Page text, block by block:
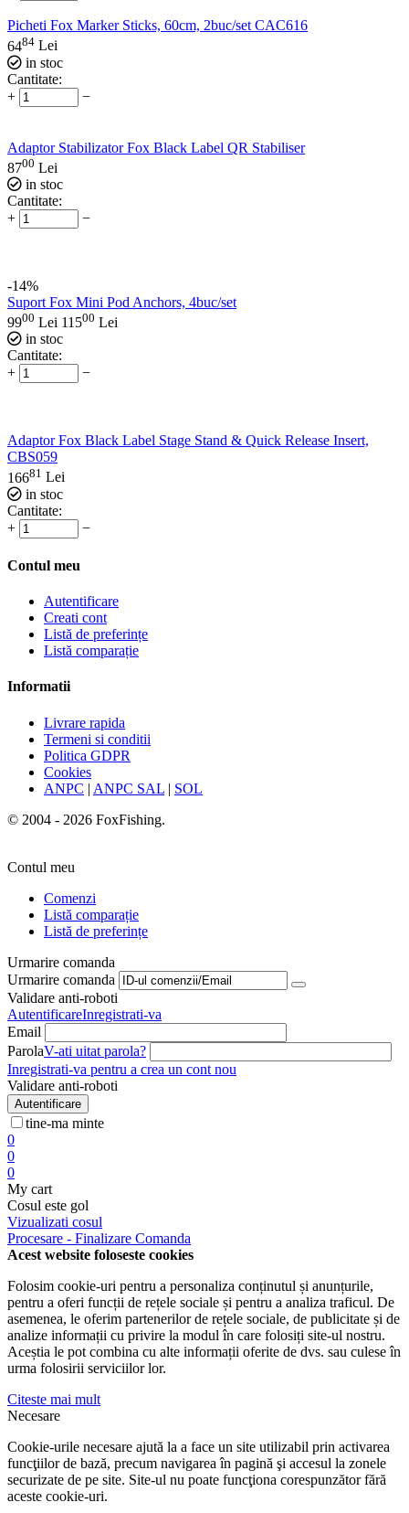
Picheti Fox Marker Sticks, 60cm, 2buc/set CAC616
6484 Lei
in stoc
Cantitate:
+
−
Adaptor Stabilizator Fox Black Label QR Stabiliser
8700 Lei
in stoc
Cantitate:
+
−
-14%
Suport Fox Mini Pod Anchors, 4buc/set
9900 Lei 11500 Lei
in stoc
Cantitate:
+
−
Adaptor Fox Black Label Stage Stand & Quick Release Insert,
CBS059
16681 Lei
in stoc
Cantitate:
+
−
Contul meu
Autentificare
Creati cont
Listă de preferințe
Listă comparație
Informatii
Livrare rapida
Termeni si conditii
Politica GDPR
Cookies
ANPC | ANPC SAL | SOL
© 2004 - 2026 FoxFishing.
Contul meu
Comenzi
Listă comparație
Listă de preferințe
Urmarire comanda
Urmarire comanda
Validare anti-roboti
AutentificareInregistrati-va
Email
ParolaV-ati uitat parola?
Inregistrati-va pentru a crea un cont nou
Validare anti-roboti
Autentificare
tine-ma minte
0
0
0
My cart
Cosul este gol
Vizualizati cosul
Procesare - Finalizare Comanda
Acest website foloseste cookies
Folosim cookie-uri pentru a personaliza conținutul și anunțurile,
pentru a oferi funcții de rețele sociale și pentru a analiza traficul. De
asemenea, le oferim partenerilor de rețele sociale, de publicitate și de
analize informații cu privire la modul în care folosiți site-ul nostru.
Aceștia le pot combina cu alte informații oferite de dvs. sau culese în
urma folosirii serviciilor lor.
Citeste mai mult
Necesare
Cookie-urile necesare ajută la a face un site utilizabil prin activarea
funcţiilor de bază, precum navigarea în pagină şi accesul la zonele
securizate de pe site. Site-ul nu poate funcţiona corespunzător fără
aceste cookie-uri.